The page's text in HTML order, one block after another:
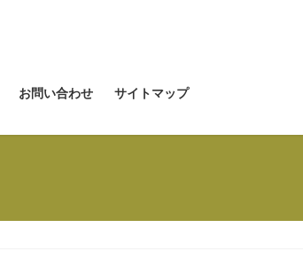
お問い合わせ サイトマップ